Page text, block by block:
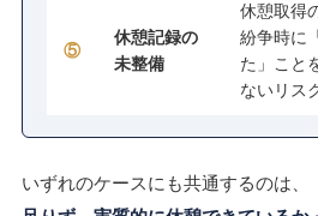
⑤
休憩記録の
未整備
休憩取得
紛争時に
た」こと
ないリス
いずれのケースにも共通するのは、